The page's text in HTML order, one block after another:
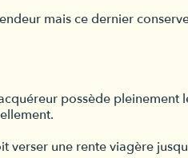
mais ce dernier
possède
une rente viagère